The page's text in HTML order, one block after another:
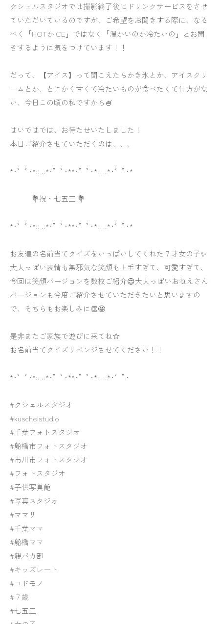
クシェルスタジオでは撮影終了後にドリンクサービスをさせ
ていただいているのですが、ご希望をお聞きする際に、なる
べく「HOTかICE」ではなく「温かいのか冷たいの」とお聞
きするように気をつけています！！
だって、【アイス】って聞こえたらかき氷とか、アイスクリ
ームとか、とにかく甘くて冷たいものが食べたくて仕方がな
い、今日この頃の私ですから🍧
はいではでは、お待たせいたしました！
本日ご紹介させていただくのは、、、
*･゜ﾟ･*:. .:*･゜ﾟ･**･゜ﾟ･*:. .:*･゜ﾟ･*
💐祝・七五三 💐
*･゜ﾟ･*:. .:*･゜ﾟ･**･゜ﾟ･*:. .:*･゜ﾟ･*
お友達の名前当てクイズをいっぱいしてくれた７才女の子✨
大人っぽい表情も無邪気な笑顔も上手すぎて、可愛すぎて、
今回は笑顔バージョンを数枚ご紹介😍大人っぽいおねえさん
バージョンも今度ご紹介させていただきたいと思いますの
で、そちらもお楽しみに👏🤩
是非またご家族で遊びに来てね☆
お名前当てクイズリベンジさせてください！！
*･゜ﾟ･*:. .:*･゜ﾟ･**･゜ﾟ･*:. .:*･゜ﾟ･
#クシェルスタジオ
#kuschelstudio
#千葉フォトスタジオ
#船橋市フォトスタジオ
#市川市フォトスタジオ
#フォトスタジオ
#子供写真館
#写真スタジオ
#ママリ
#千葉ママ
#船橋ママ
#親バカ部
#キッズレート
#コドモノ
#７歳
#七五三